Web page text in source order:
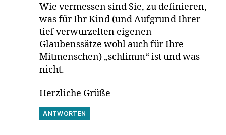
Wie vermessen sind Sie, zu definieren,
was für Ihr Kind (und Aufgrund Ihrer
tief verwurzelten eigenen
Glaubenssätze wohl auch für Ihre
Mitmenschen) „schlimm“ ist und was
nicht.
Herzliche Grüße
ANTWORTEN